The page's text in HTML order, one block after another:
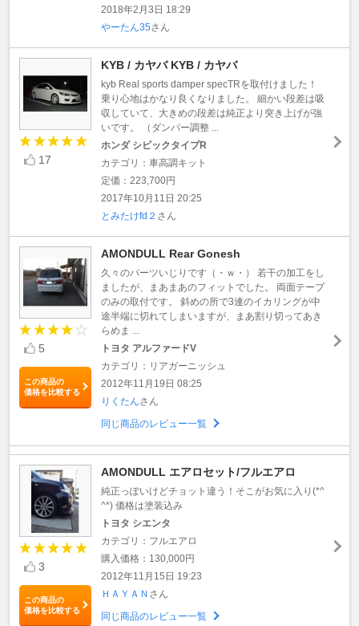
2018年2月3日 18:29
やーたん35さん
17
KYB / カヤバ KYB / カヤバ
kyb Real sports damper specTRを取付けました！
乗り心地はかなり良くなりました。 細かい段差は吸
収していて、大きめの段差は純正より突き上げが強
いです。 （ダンパー調整 ...
ホンダ シビックタイプR
カテゴリ：車高調キット
定価：223,700円
2017年10月11日 20:25
とみたけfd２ さん
5
この商品の
価格を比較する
AMONDULL Rear Gonesh
久々のパーツいじりです（・ｗ・） 若干の加工をし
ましたが、まあまあのフィットでした。 両面テープ
のみの取付です。 斜めの所で3連のイカリングが中
途半端に切れてしまいますが、まあ割り切ってあき
らめま ...
トヨタ アルファードV
カテゴリ：リアガーニッシュ
2012年11月19日 08:25
りくたんさん
同じ商品のレビュー一覧
3
この商品の
価格を比較する
AMONDULL エアロセット/フルエアロ
純正っぽいけどチョット違う！そこがお気に入り(*^
^*) 価格は塗装込み
トヨタ シエンタ
カテゴリ：フルエアロ
購入価格：130,000円
2012年11月15日 19:23
ＨＡＹＡＮ さん
同じ商品のレビュー一覧